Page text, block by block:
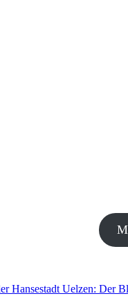
Hansestadt Uelzen: Der